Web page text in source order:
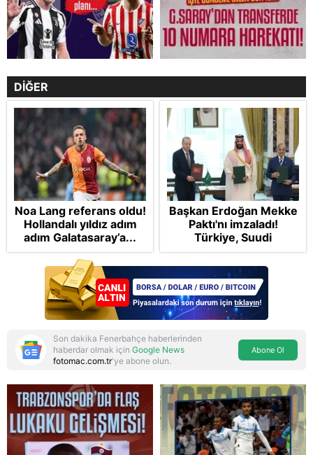
Reddet
DİĞER
Noa Lang referans oldu!
Hollandalı yıldız adım
adım Galatasaray’a...
Başkan Erdoğan Mekke
Paktı'nı imzaladı!
Türkiye, Suudi
Arabistan ve
Pakistan'dan stratejik
güvenlik adımı:
Anlaşmanın tüm
detayları
Son dakika Fenerbahçe haberlerinden
haberdar olmak için Google News
fotomac.com.tr'ye abone olun.
Abone Ol